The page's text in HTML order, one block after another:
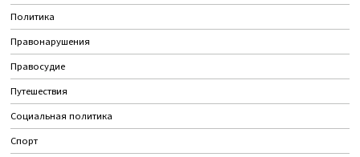
Политика
Правонарушения
Правосудие
Путешествия
Социальная политика
Спорт